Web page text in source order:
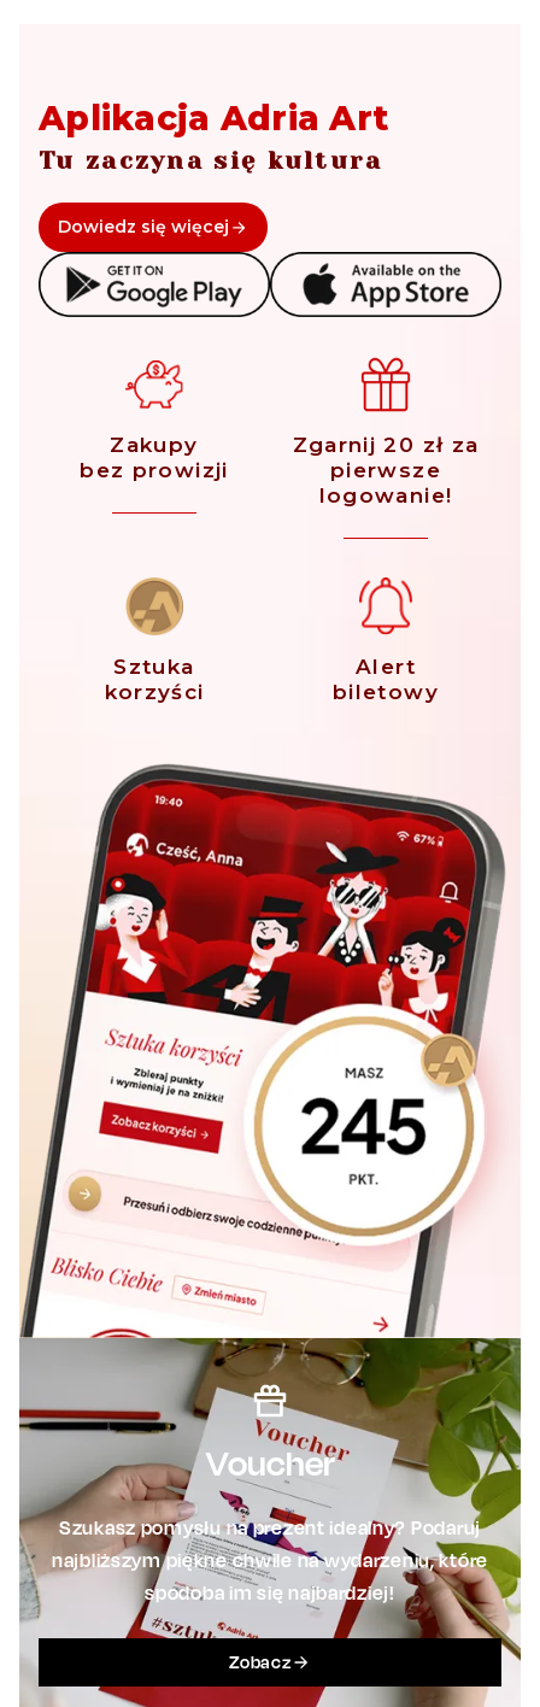
Aplikacja Adria Art
Tu zaczyna się kultura
Dowiedz się więcej
Zakupy
bez prowizji
Zgarnij 20 zł za
pierwsze
logowanie!
Sztuka
korzyści
Alert
biletowy
Voucher
Szukasz pomysłu na prezent idealny? Podaruj
najbliższym piękne chwile na wydarzeniu, które
spodoba im się najbardziej!
Zobacz